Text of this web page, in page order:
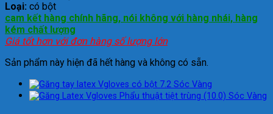
Loại: có bột
cam kết hàng chính hãng, nói không với hàng nhái, hàng
kém chất lượng
Giá tốt hơn với đơn hàng số lượng lớn
Sản phẩm này hiện đã hết hàng và không có sẵn.